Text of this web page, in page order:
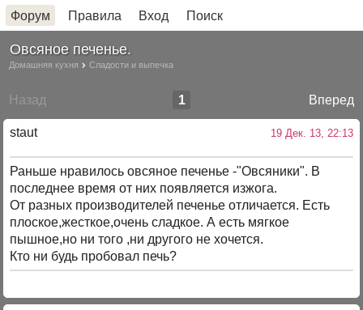
Форум Правила Вход Поиск
Овсяное печенье.
Домашняя кухня Сладости и выпечка
Назад Вперед
1
staut 19 Дек. 13, 22:13
Раньше нравилось овсяное печенье -"Овсяники". В
последнее время от них появляется изжога.
От разных производителей печенье отличается. Есть
плоское,жесткое,очень сладкое. А есть мягкое
пышное,но ни того ,ни другого не хочется.
Кто ни будь пробовал печь?